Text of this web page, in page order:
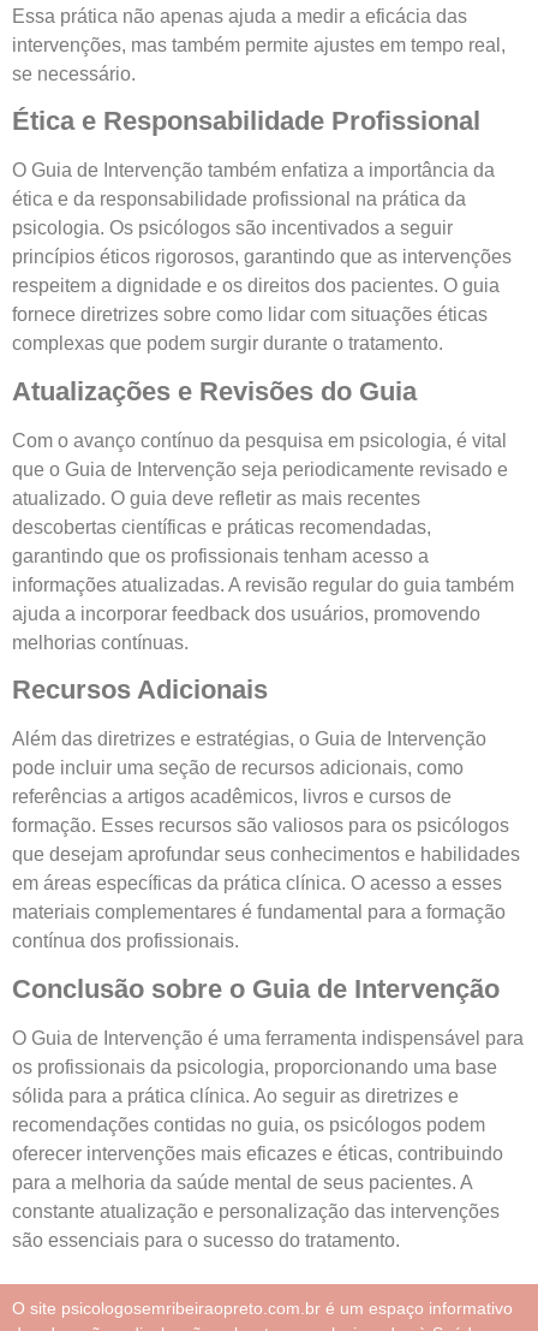
Essa prática não apenas ajuda a medir a eficácia das
intervenções, mas também permite ajustes em tempo real,
se necessário.
Ética e Responsabilidade Profissional
O Guia de Intervenção também enfatiza a importância da
ética e da responsabilidade profissional na prática da
psicologia. Os psicólogos são incentivados a seguir
princípios éticos rigorosos, garantindo que as intervenções
respeitem a dignidade e os direitos dos pacientes. O guia
fornece diretrizes sobre como lidar com situações éticas
complexas que podem surgir durante o tratamento.
Atualizações e Revisões do Guia
Com o avanço contínuo da pesquisa em psicologia, é vital
que o Guia de Intervenção seja periodicamente revisado e
atualizado. O guia deve refletir as mais recentes
descobertas científicas e práticas recomendadas,
garantindo que os profissionais tenham acesso a
informações atualizadas. A revisão regular do guia também
ajuda a incorporar feedback dos usuários, promovendo
melhorias contínuas.
Recursos Adicionais
Além das diretrizes e estratégias, o Guia de Intervenção
pode incluir uma seção de recursos adicionais, como
referências a artigos acadêmicos, livros e cursos de
formação. Esses recursos são valiosos para os psicólogos
que desejam aprofundar seus conhecimentos e habilidades
em áreas específicas da prática clínica. O acesso a esses
materiais complementares é fundamental para a formação
contínua dos profissionais.
Conclusão sobre o Guia de Intervenção
O Guia de Intervenção é uma ferramenta indispensável para
os profissionais da psicologia, proporcionando uma base
sólida para a prática clínica. Ao seguir as diretrizes e
recomendações contidas no guia, os psicólogos podem
oferecer intervenções mais eficazes e éticas, contribuindo
para a melhoria da saúde mental de seus pacientes. A
constante atualização e personalização das intervenções
são essenciais para o sucesso do tratamento.
O site psicologosemribeiraopreto.com.br é um espaço informativo